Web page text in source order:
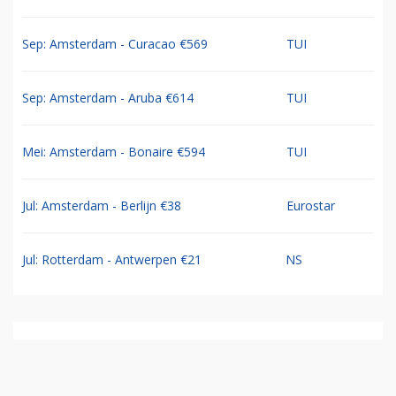
Sep: Amsterdam - Curacao €569 TUI
Sep: Amsterdam - Aruba €614 TUI
Mei: Amsterdam - Bonaire €594 TUI
Jul: Amsterdam - Berlijn €38 Eurostar
Jul: Rotterdam - Antwerpen €21 NS